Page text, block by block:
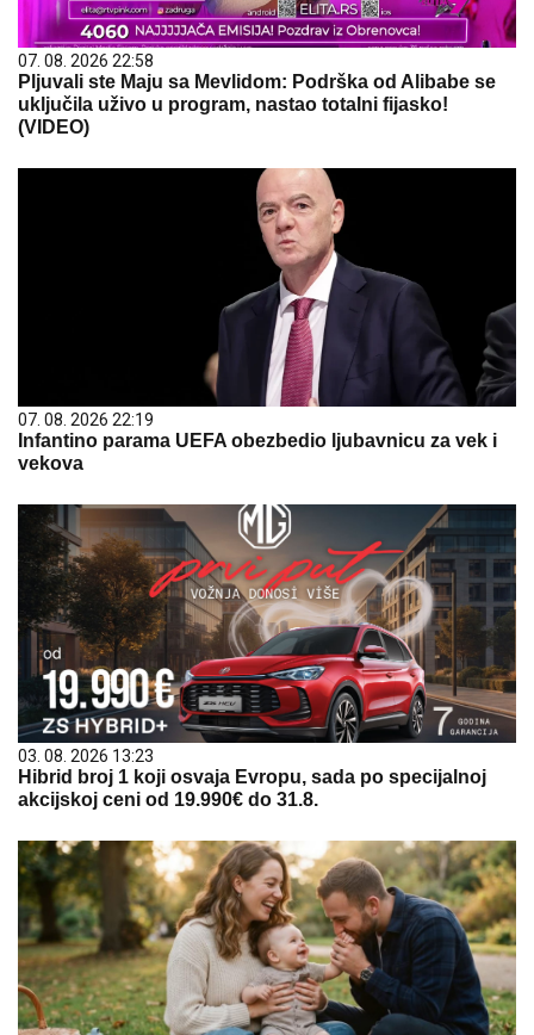
07. 08. 2026 22:58
Pljuvali ste Maju sa Mevlidom: Podrška od Alibabe se
uključila uživo u program, nastao totalni fijasko!
(VIDEO)
07. 08. 2026 22:19
Infantino parama UEFA obezbedio ljubavnicu za vek i
vekova
03. 08. 2026 13:23
Hibrid broj 1 koji osvaja Evropu, sada po specijalnoj
akcijskoj ceni od 19.990€ do 31.8.